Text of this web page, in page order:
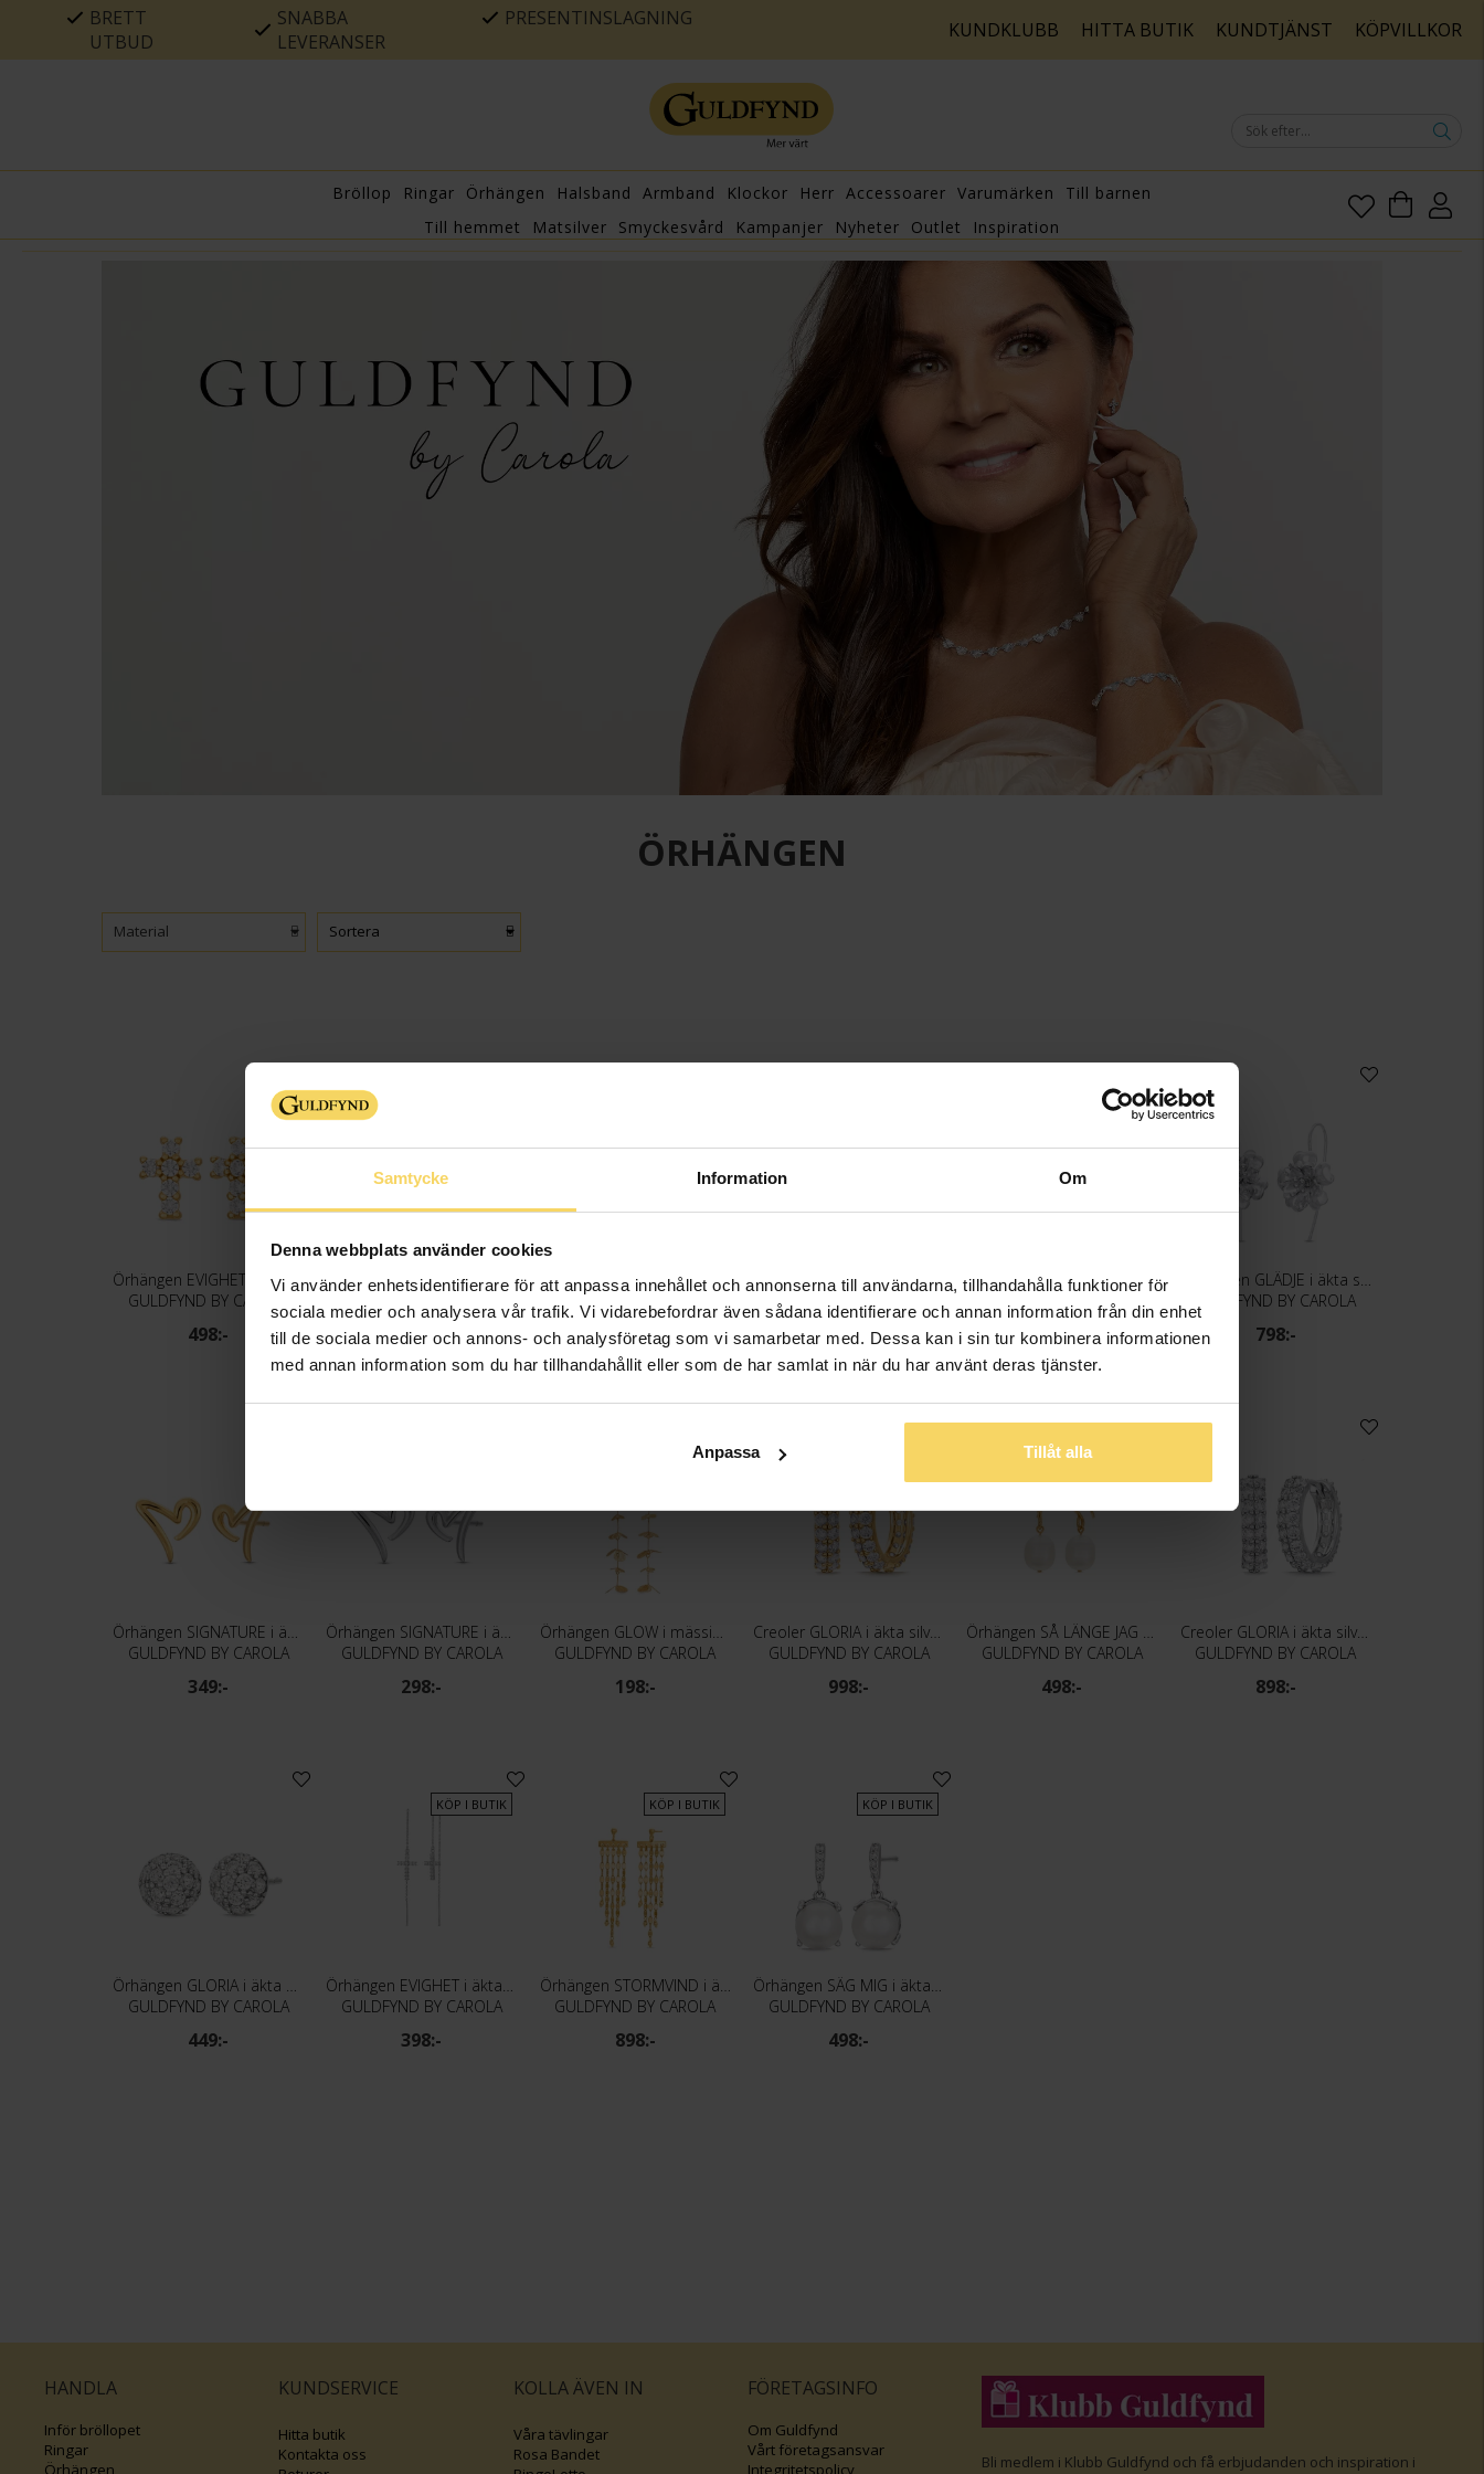
Samtycke Information Om
Denna webbplats använder cookies
Vi använder enhetsidentifierare för att anpassa innehållet och annonserna till användarna, tillhandahålla funktioner för
sociala medier och analysera vår trafik. Vi vidarebefordrar även sådana identifierare och annan information från din enhet
till de sociala medier och annons- och analysföretag som vi samarbetar med. Dessa kan i sin tur kombinera informationen
med annan information som du har tillhandahållit eller som de har samlat in när du har använt deras tjänster.
Anpassa Tillåt alla
BRETT
UTBUD
SNABBA
LEVERANSER
PRESENTINSLAGNING KUNDKLUBB HITTA BUTIK KUNDTJÄNST KÖPVILLKOR
Bröllop Ringar Örhängen Halsband Armband Klockor Herr Accessoarer Varumärken
Till barnen
Till hemmet
Matsilver Smyckesvård Kampanjer Nyheter Outlet Inspiration
ÖRHÄNGEN
Material Sortera
Örhängen EVIGHET i äkta silver
GULDFYND BY CAROLA
498:-
Örhängen EVIGHET i äkta silver
GULDFYND BY CAROLA
398:-
Örhängen TROFASTHET i äkta silver
GULDFYND BY CAROLA
998:-
Örhängen ÖDMJUKHET i äkta silver
GULDFYND BY CAROLA
998:-
Örhängen VÄNLIGHET i äkta silver
GULDFYND BY CAROLA
698:-
Örhängen GLÄDJE i äkta silver
GULDFYND BY CAROLA
798:-
Örhängen SIGNATURE i äkta silver
GULDFYND BY CAROLA
349:-
Örhängen SIGNATURE i äkta silver
GULDFYND BY CAROLA
298:-
Örhängen GLOW i mässing med blommor
GULDFYND BY CAROLA
198:-
Creoler GLORIA i äkta silver med Kubisk Zirkonia
GULDFYND BY CAROLA
998:-
Örhängen SÅ LÄNGE JAG LEVER i äkta silver
GULDFYND BY CAROLA
498:-
Creoler GLORIA i äkta silver med Kubisk Zirkonia
GULDFYND BY CAROLA
898:-
GULDFYND BY CAROLA
449:-
KÖP I BUTIK
GULDFYND BY CAROLA
398:-
KÖP I BUTIK
GULDFYND BY CAROLA
898:-
KÖP I BUTIK
GULDFYND BY CAROLA
498:-
HANDLA
Inför bröllopet
Ringar
Örhängen
KUNDSERVICE
Hitta butik
Kontakta oss
KOLLA ÄVEN IN
Våra tävlingar
Rosa Bandet
FÖRETAGSINFO
Om Guldfynd
Vårt företagsansvar
Integritetspolicy
Bli medlem i Klubb Guldfynd och få erbjudanden och inspiration i